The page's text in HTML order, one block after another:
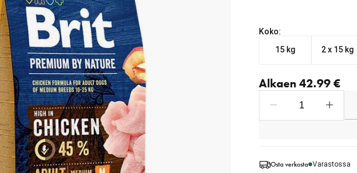
Koko:
15 kg
2 x 15 kg
Alkaen 42.99 €
Osta verkosta Varastossa